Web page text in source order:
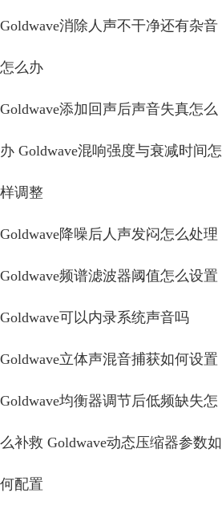
Goldwave消除人声不干净还有杂音
怎么办
Goldwave添加回声后声音失真怎么
办 Goldwave混响强度与衰减时间怎
样调整
Goldwave降噪后人声发闷怎么处理
Goldwave频谱滤波器阈值怎么设置
Goldwave可以内录系统声音吗
Goldwave立体声混音捕获如何设置
Goldwave均衡器调节后低频缺失怎
么补救 Goldwave动态压缩器参数如
何配置